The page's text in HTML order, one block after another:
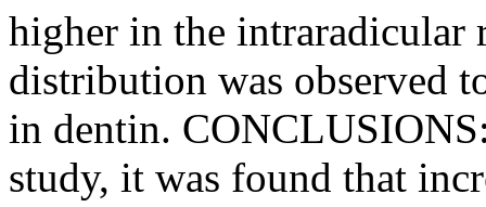
higher in the intraradicular
distribution was observed
in dentin.
study, it was found that